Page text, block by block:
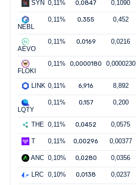
SYN 0,11% 0,0847 0,1090
NEBL
0,11% 0,355 0,452
AEVO
0,11% 0,0169 0,0216
FLOKI
0,11% 0,0000180 0,0000230
LINK 0,11% 6,916 8,892
LQTY
0,11% 0,157 0,200
THE 0,11% 0,0452 0,0575
T 0,11% 0,00296 0,00377
ANC 0,10% 0,0280 0,0356
LRC 0,10% 0,0138 0,0237